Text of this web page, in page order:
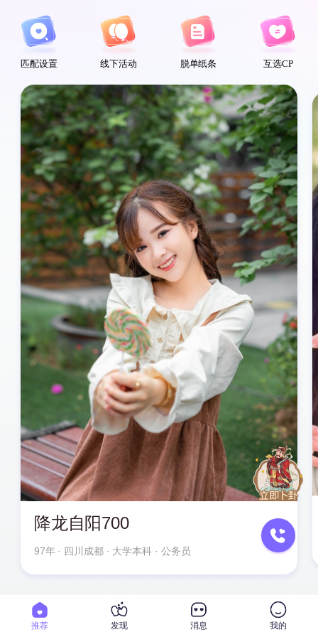
匹配设置 线下活动 脱单纸条 互选CP
降龙自阳700
97年 · 四川成都 · 大学本科 · 公务员
推荐 发现 消息 我的